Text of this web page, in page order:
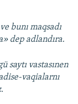
bunı maqsadı
dep adlandıra.
saytı vastasınen
vaqialarnı